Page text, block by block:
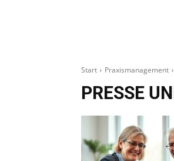
Start Praxismanagement
PRESSE